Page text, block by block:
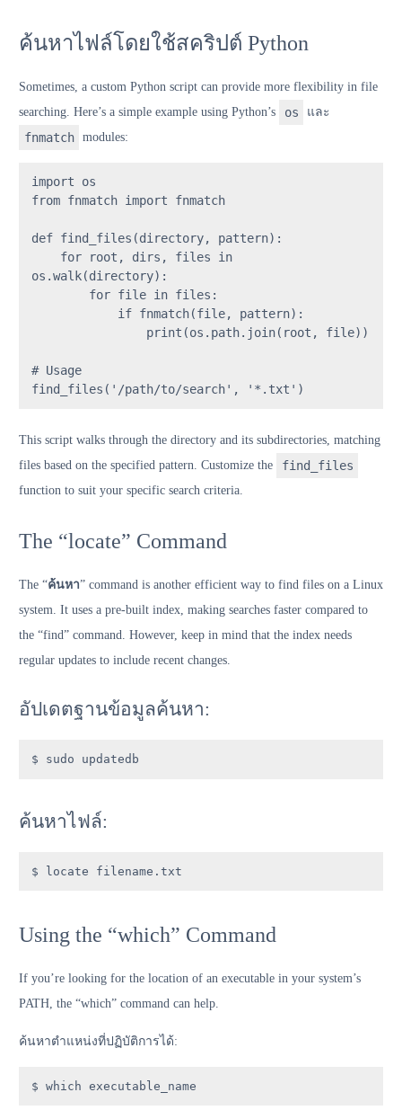
ค้นหาไฟล์โดยใช้สคริปต์ Python
Sometimes, a custom Python script can provide more flexibility in file
searching. Here’s a simple example using Python’s
os และ
fnmatch modules:
import
from fnmatch import fnmatch
def find_files (directory, pattern):
for root, dirs, files in
os.walk(directory):
for file in files:
if fnmatch(file, pattern):
print (os.path.join(root, file))
# Usage
find_files( '/path/to/search' , '*.txt' )
This script walks through the directory and its subdirectories, matching
files based on the specified pattern. Customize the
find_files
function to suit your specific search criteria.
The “locate” Command
The “ค้นหา” command is another efficient way to find files on a Linux
system. It uses a pre-built index, making searches faster compared to
the “find” command. However, keep in mind that the index needs
regular updates to include recent changes.
อัปเดตฐานข้อมูลค้นหา:
$ sudo updatedb
ค้นหาไฟล์:
$ locate filename.txt
Using the “which” Command
If you’re looking for the location of an executable in your system’s
PATH, the “which” command can help.
ค้นหาตำแหน่งที่ปฏิบัติการได้:
$ which executable_name